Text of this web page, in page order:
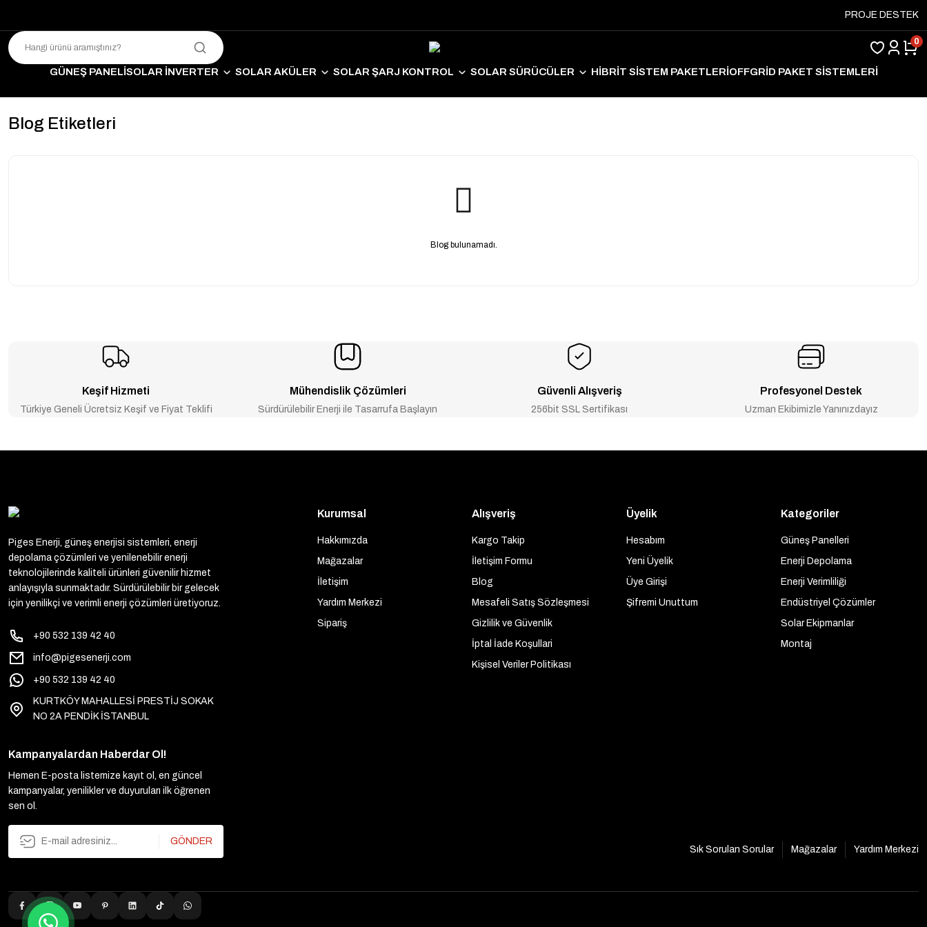
PROJE DESTEK
0
GÜNEŞ PANELİSOLAR İNVERTER SOLAR AKÜLER SOLAR ŞARJ KONTROL SOLAR SÜRÜCÜLER HİBRİT SİSTEM PAKETLERİOFFGRİD PAKET SİSTEMLERİ
Blog Etiketleri
Blog bulunamadı.
Keşif Hizmeti
Türkiye Geneli Ücretsiz Keşif ve Fiyat Teklifi
Mühendislik Çözümleri
Sürdürülebilir Enerji ile Tasarrufa Başlayın
Güvenli Alışveriş
256bit SSL Sertifikası
Profesyonel Destek
Uzman Ekibimizle Yanınızdayız
Piges Enerji, güneş enerjisi sistemleri, enerji
depolama çözümleri ve yenilenebilir enerji
teknolojilerinde kaliteli ürünleri güvenilir hizmet
anlayışıyla sunmaktadır. Sürdürülebilir bir gelecek
için yenilikçi ve verimli enerji çözümleri üretiyoruz.
+90 532 139 42 40
info@pigesenerji.com
+90 532 139 42 40
KURTKÖY MAHALLESİ PRESTİJ SOKAK
NO 2A PENDİK İSTANBUL
Kurumsal
Hakkımızda
Mağazalar
İletişim
Yardım Merkezi
Sipariş
Alışveriş
Kargo Takip
İletişim Formu
Blog
Mesafeli Satış Sözleşmesi
Gizlilik ve Güvenlik
İptal İade Koşullari
Kişisel Veriler Politikası
Üyelik
Hesabım
Yeni Üyelik
Üye Girişi
Şifremi Unuttum
Kategoriler
Güneş Panelleri
Enerji Depolama
Enerji Verimliliği
Endüstriyel Çözümler
Solar Ekipmanlar
Montaj
Kampanyalardan Haberdar Ol!
Hemen E-posta listemize kayıt ol, en güncel
kampanyalar, yenilikler ve duyuruları ilk öğrenen
sen ol.
GÖNDER
Sık Sorulan Sorular
Mağazalar Yardım Merkezi